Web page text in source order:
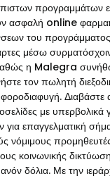
online
του
μέσω
η Malegra
τον πωλητή
με υπερβολικά
επαγγελματική
νόμιμους
κοινωνικής
δόλια. Με την